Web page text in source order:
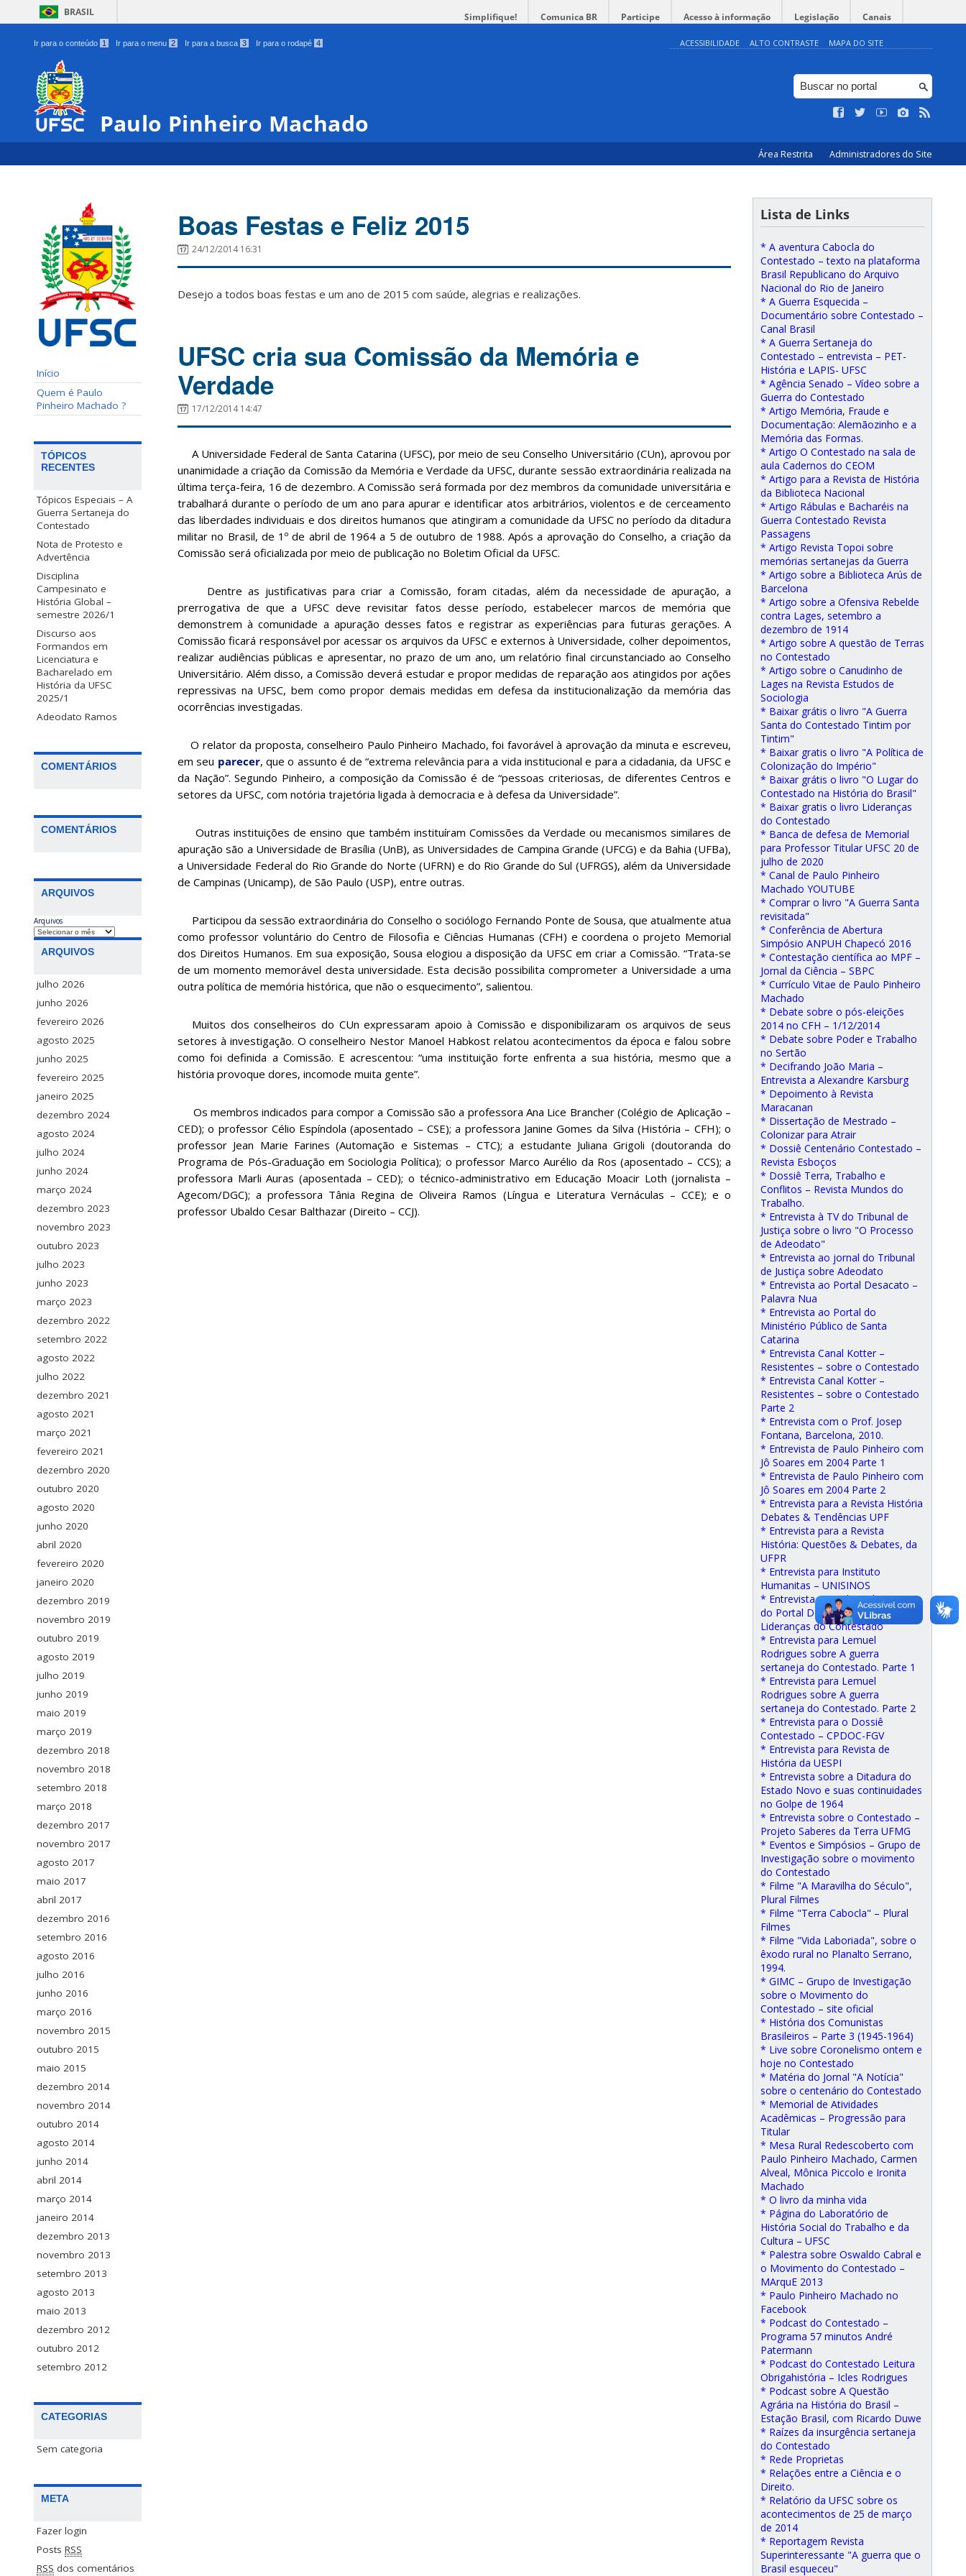
BRASIL Simplifique! Comunica BR Participe Acesso à informação Legislação Canais
Ir para o conteúdo 1 Ir para o menu 2 Ir para a busca 3 Ir para o rodapé 4 ACESSIBILIDADE ALTO CONTRASTE MAPA DO SITE
Paulo Pinheiro Machado
Área Restrita Administradores do Site
Início
Quem é Paulo
Pinheiro Machado ?
TÓPICOS
RECENTES
Tópicos Especiais – A
Guerra Sertaneja do
Contestado
Nota de Protesto e
Advertência
Disciplina
Campesinato e
História Global –
semestre 2026/1
Discurso aos
Formandos em
Licenciatura e
Bacharelado em
História da UFSC
2025/1
Adeodato Ramos
COMENTÁRIOS
COMENTÁRIOS
ARQUIVOS
Arquivos
ARQUIVOS
julho 2026
junho 2026
fevereiro 2026
agosto 2025
junho 2025
fevereiro 2025
janeiro 2025
dezembro 2024
agosto 2024
julho 2024
junho 2024
março 2024
dezembro 2023
novembro 2023
outubro 2023
julho 2023
junho 2023
março 2023
dezembro 2022
setembro 2022
agosto 2022
julho 2022
dezembro 2021
agosto 2021
março 2021
fevereiro 2021
dezembro 2020
outubro 2020
agosto 2020
junho 2020
abril 2020
fevereiro 2020
janeiro 2020
dezembro 2019
novembro 2019
outubro 2019
agosto 2019
julho 2019
junho 2019
maio 2019
março 2019
dezembro 2018
novembro 2018
setembro 2018
março 2018
dezembro 2017
novembro 2017
agosto 2017
maio 2017
abril 2017
dezembro 2016
setembro 2016
agosto 2016
julho 2016
junho 2016
março 2016
novembro 2015
outubro 2015
maio 2015
dezembro 2014
novembro 2014
outubro 2014
agosto 2014
junho 2014
abril 2014
março 2014
janeiro 2014
dezembro 2013
novembro 2013
setembro 2013
agosto 2013
maio 2013
dezembro 2012
outubro 2012
setembro 2012
CATEGORIAS
Sem categoria
META
Fazer login
Posts RSS
RSS dos comentários
Boas Festas e Feliz 2015
24/12/2014 16:31
Desejo a todos boas festas e um ano de 2015 com saúde, alegrias e realizações.
UFSC cria sua Comissão da Memória e
Verdade
17/12/2014 14:47
A Universidade Federal de Santa Catarina (UFSC), por meio de seu Conselho Universitário (CUn), aprovou por
unanimidade a criação da Comissão da Memória e Verdade da UFSC, durante sessão extraordinária realizada na
última terça-feira, 16 de dezembro. A Comissão será formada por dez membros da comunidade universitária e
trabalhará durante o período de um ano para apurar e identificar atos arbitrários, violentos e de cerceamento
das liberdades individuais e dos direitos humanos que atingiram a comunidade da UFSC no período da ditadura
militar no Brasil, de 1º de abril de 1964 a 5 de outubro de 1988. Após a aprovação do Conselho, a criação da
Comissão será oficializada por meio de publicação no Boletim Oficial da UFSC.
Dentre as justificativas para criar a Comissão, foram citadas, além da necessidade de apuração, a
prerrogativa de que a UFSC deve revisitar fatos desse período, estabelecer marcos de memória que
demonstrem à comunidade a apuração desses fatos e registrar as experiências para futuras gerações. A
Comissão ficará responsável por acessar os arquivos da UFSC e externos à Universidade, colher depoimentos,
realizar audiências públicas e apresentar, no prazo de um ano, um relatório final circunstanciado ao Conselho
Universitário. Além disso, a Comissão deverá estudar e propor medidas de reparação aos atingidos por ações
repressivas na UFSC, bem como propor demais medidas em defesa da institucionalização da memória das
ocorrências investigadas.
O relator da proposta, conselheiro Paulo Pinheiro Machado, foi favorável à aprovação da minuta e escreveu,
em seu parecer, que o assunto é de “extrema relevância para a vida institucional e para a cidadania, da UFSC e
da Nação”. Segundo Pinheiro, a composição da Comissão é de “pessoas criteriosas, de diferentes Centros e
setores da UFSC, com notória trajetória ligada à democracia e à defesa da Universidade”.
Outras instituições de ensino que também instituíram Comissões da Verdade ou mecanismos similares de
apuração são a Universidade de Brasília (UnB), as Universidades de Campina Grande (UFCG) e da Bahia (UFBa),
a Universidade Federal do Rio Grande do Norte (UFRN) e do Rio Grande do Sul (UFRGS), além da Universidade
de Campinas (Unicamp), de São Paulo (USP), entre outras.
Participou da sessão extraordinária do Conselho o sociólogo Fernando Ponte de Sousa, que atualmente atua
como professor voluntário do Centro de Filosofia e Ciências Humanas (CFH) e coordena o projeto Memorial
dos Direitos Humanos. Em sua exposição, Sousa elogiou a disposição da UFSC em criar a Comissão. “Trata-se
de um momento memorável desta universidade. Esta decisão possibilita comprometer a Universidade a uma
outra política de memória histórica, que não o esquecimento”, salientou.
Muitos dos conselheiros do CUn expressaram apoio à Comissão e disponibilizaram os arquivos de seus
setores à investigação. O conselheiro Nestor Manoel Habkost relatou acontecimentos da época e falou sobre
como foi definida a Comissão. E acrescentou: “uma instituição forte enfrenta a sua história, mesmo que a
história provoque dores, incomode muita gente”.
Os membros indicados para compor a Comissão são a professora Ana Lice Brancher (Colégio de Aplicação –
CED); o professor Célio Espíndola (aposentado – CSE); a professora Janine Gomes da Silva (História – CFH); o
professor Jean Marie Farines (Automação e Sistemas – CTC); a estudante Juliana Grigoli (doutoranda do
Programa de Pós-Graduação em Sociologia Política); o professor Marco Aurélio da Ros (aposentado – CCS); a
professora Marli Auras (aposentada – CED); o técnico-administrativo em Educação Moacir Loth (jornalista –
Agecom/DGC); a professora Tânia Regina de Oliveira Ramos (Língua e Literatura Vernáculas – CCE); e o
professor Ubaldo Cesar Balthazar (Direito – CCJ).
Lista de Links
* A aventura Cabocla do
Contestado – texto na plataforma
Brasil Republicano do Arquivo
Nacional do Rio de Janeiro
* A Guerra Esquecida –
Documentário sobre Contestado –
Canal Brasil
* A Guerra Sertaneja do
Contestado – entrevista – PET-
História e LAPIS- UFSC
* Agência Senado – Vídeo sobre a
Guerra do Contestado
* Artigo Memória, Fraude e
Documentação: Alemãozinho e a
Memória das Formas.
* Artigo O Contestado na sala de
aula Cadernos do CEOM
* Artigo para a Revista de História
da Biblioteca Nacional
* Artigo Rábulas e Bacharéis na
Guerra Contestado Revista
Passagens
* Artigo Revista Topoi sobre
memórias sertanejas da Guerra
* Artigo sobre a Biblioteca Arús de
Barcelona
* Artigo sobre a Ofensiva Rebelde
contra Lages, setembro a
dezembro de 1914
* Artigo sobre A questão de Terras
no Contestado
* Artigo sobre o Canudinho de
Lages na Revista Estudos de
Sociologia
* Baixar grátis o livro "A Guerra
Santa do Contestado Tintim por
Tintim"
* Baixar gratis o livro "A Política de
Colonização do Império"
* Baixar grátis o livro "O Lugar do
Contestado na História do Brasil"
* Baixar gratis o livro Lideranças
do Contestado
* Banca de defesa de Memorial
para Professor Titular UFSC 20 de
julho de 2020
* Canal de Paulo Pinheiro
Machado YOUTUBE
* Comprar o livro "A Guerra Santa
revisitada"
* Conferência de Abertura
Simpósio ANPUH Chapecó 2016
* Contestação científica ao MPF –
Jornal da Ciência – SBPC
* Currículo Vitae de Paulo Pinheiro
Machado
* Debate sobre o pós-eleições
2014 no CFH – 1/12/2014
* Debate sobre Poder e Trabalho
no Sertão
* Decifrando João Maria –
Entrevista a Alexandre Karsburg
* Depoimento à Revista
Maracanan
* Dissertação de Mestrado –
Colonizar para Atrair
* Dossiê Centenário Contestado –
Revista Esboços
* Dossiê Terra, Trabalho e
Conflitos – Revista Mundos do
Trabalho.
* Entrevista à TV do Tribunal de
Justiça sobre o livro "O Processo
de Adeodato"
* Entrevista ao jornal do Tribunal
de Justiça sobre Adeodato
* Entrevista ao Portal Desacato –
Palavra Nua
* Entrevista ao Portal do
Ministério Público de Santa
Catarina
* Entrevista Canal Kotter –
Resistentes – sobre o Contestado
* Entrevista Canal Kotter –
Resistentes – sobre o Contestado
Parte 2
* Entrevista com o Prof. Josep
Fontana, Barcelona, 2010.
* Entrevista de Paulo Pinheiro com
Jô Soares em 2004 Parte 1
* Entrevista de Paulo Pinheiro com
Jô Soares em 2004 Parte 2
* Entrevista para a Revista História
Debates & Tendências UPF
* Entrevista para a Revista
História: Questões & Debates, da
UFPR
* Entrevista para Instituto
Humanitas – UNISINOS
* Entrevista para Jilson de Souza,
do Portal Desacato, sobre as
Lideranças do Contestado
* Entrevista para Lemuel
Rodrigues sobre A guerra
sertaneja do Contestado. Parte 1
* Entrevista para Lemuel
Rodrigues sobre A guerra
sertaneja do Contestado. Parte 2
* Entrevista para o Dossiê
Contestado – CPDOC-FGV
* Entrevista para Revista de
História da UESPI
* Entrevista sobre a Ditadura do
Estado Novo e suas continuidades
no Golpe de 1964
* Entrevista sobre o Contestado –
Projeto Saberes da Terra UFMG
* Eventos e Simpósios – Grupo de
Investigação sobre o movimento
do Contestado
* Filme "A Maravilha do Século",
Plural Filmes
* Filme "Terra Cabocla" – Plural
Filmes
* Filme "Vida Laboriada", sobre o
êxodo rural no Planalto Serrano,
1994.
* GIMC – Grupo de Investigação
sobre o Movimento do
Contestado – site oficial
* História dos Comunistas
Brasileiros – Parte 3 (1945-1964)
* Live sobre Coronelismo ontem e
hoje no Contestado
* Matéria do Jornal "A Notícia"
sobre o centenário do Contestado
* Memorial de Atividades
Acadêmicas – Progressão para
Titular
* Mesa Rural Redescoberto com
Paulo Pinheiro Machado, Carmen
Alveal, Mônica Piccolo e Ironita
Machado
* O livro da minha vida
* Página do Laboratório de
História Social do Trabalho e da
Cultura – UFSC
* Palestra sobre Oswaldo Cabral e
o Movimento do Contestado –
MArquE 2013
* Paulo Pinheiro Machado no
Facebook
* Podcast do Contestado –
Programa 57 minutos André
Patermann
* Podcast do Contestado Leitura
Obrigahistória – Icles Rodrigues
* Podcast sobre A Questão
Agrária na História do Brasil –
Estação Brasil, com Ricardo Duwe
* Raízes da insurgência sertaneja
do Contestado
* Rede Proprietas
* Relações entre a Ciência e o
Direito.
* Relatório da UFSC sobre os
acontecimentos de 25 de março
de 2014
* Reportagem Revista
Superinteressante "A guerra que o
Brasil esqueceu"